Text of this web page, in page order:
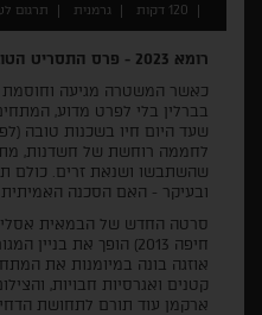
120 דקות
גרמנית תרגום
רומא 2023 - פרס התסריט הטוב ביותר
כאשר המשטרה מגיעה וחוסמת
בברלין בלי לפרט מדוע,
שעד היום חיו בשכנות טובה
לחממה רוחשת של חשדנות,
שהשתבשו ושנאת זרים. כולם
ובעיקר - האם הסכנה
סרטה החדש של הבמאית אסלי
חיפה 2013) הופך את
אוזגה בונה במיומנות את
קטנים ואגרסיות חבויות,
ארקמן עוד תורם לתחושת